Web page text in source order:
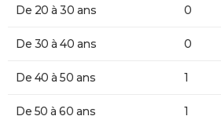
De 20 à 30 ans 0
De 30 à 40 ans 0
De 40 à 50 ans 1
De 50 à 60 ans 1